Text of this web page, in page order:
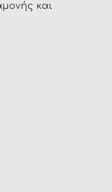
και